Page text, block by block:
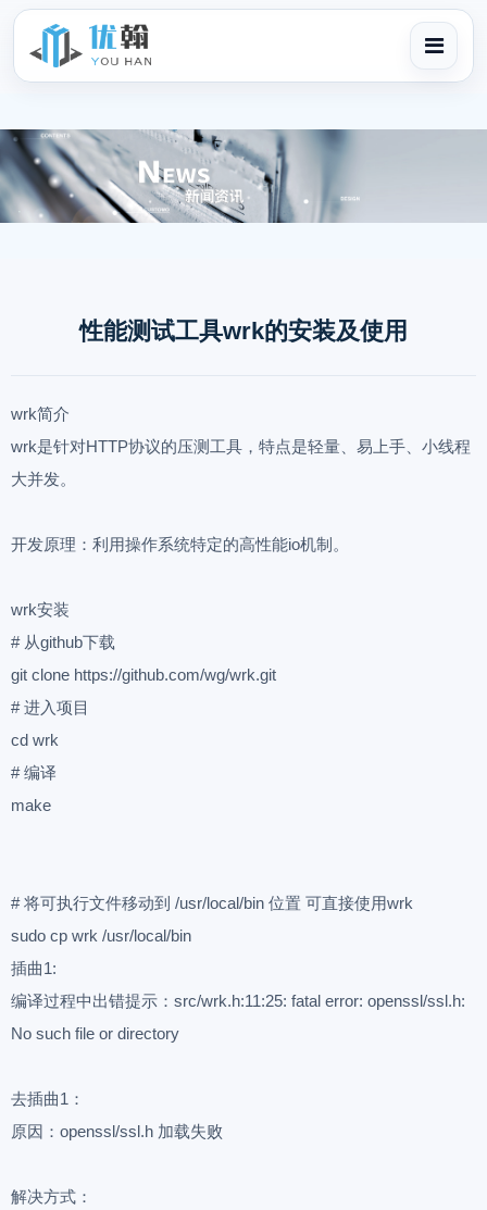
性能测试工具wrk的安装及使用
wrk简介
wrk是针对HTTP协议的压测工具，特点是轻量、易上手、小线程
大并发。
开发原理：利用操作系统特定的高性能io机制。
wrk安装
# 从github下载
git clone https://github.com/wg/wrk.git
# 进入项目
cd wrk
# 编译
make
# 将可执行文件移动到 /usr/local/bin 位置 可直接使用wrk
sudo cp wrk /usr/local/bin
插曲1:
编译过程中出错提示：src/wrk.h:11:25: fatal error: openssl/ssl.h:
No such file or directory
去插曲1：
原因：openssl/ssl.h 加载失败
解决方式：